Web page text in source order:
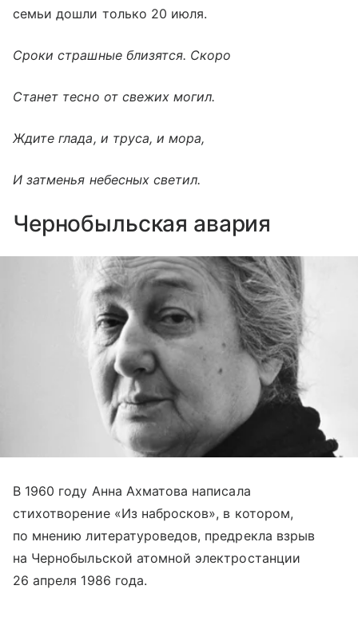
семьи дошли только 20 июля.
Сроки страшные близятся. Скоро
Станет тесно от свежих могил.
Ждите глада, и труса, и мора,
И затменья небесных светил.
Чернобыльская авария
В 1960 году Анна Ахматова написала
стихотворение «Из набросков», в котором,
по мнению литературоведов, предрекла взрыв
на Чернобыльской атомной электростанции
26 апреля 1986 года.